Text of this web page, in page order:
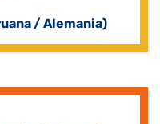
/ Alemania)